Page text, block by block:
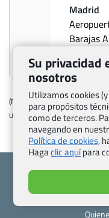
Madrid
Barajas
(Número de oferta: 1000244)
Ultima modificacion: 2026-07-07
Su privacidad
nosotros
Utilizamos cookies
para propósitos
como de terceros.
navegando en
Política de cookies,
Hagaclic aquípara